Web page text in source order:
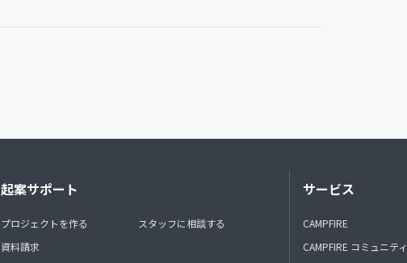
起案サポート
プロジェクトを作る
資料請求
スタッフに相談する
サービス
CAMPFIRE
CAMPFIRE コミュニティ